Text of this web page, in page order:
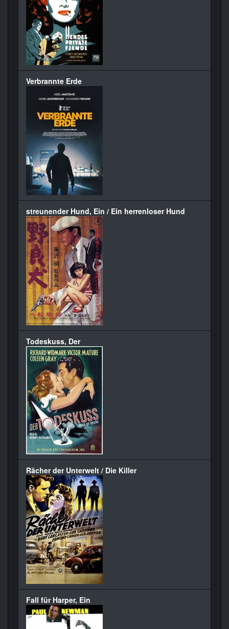
Verbrannte Erde
streunender Hund, Ein / Ein herrenloser Hund
Todeskuss, Der
Rächer der Unterwelt / Die Killer
Fall für Harper, Ein